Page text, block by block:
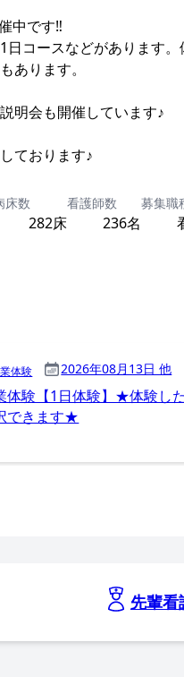
中です‼
日コースなどがあります
あります。
明会も開催しています♪
ております♪
床数
282床
看護師数
236名
募集職
体験 2026年08月13日 他
体験【1日体験】★体験し
できます★
先輩看